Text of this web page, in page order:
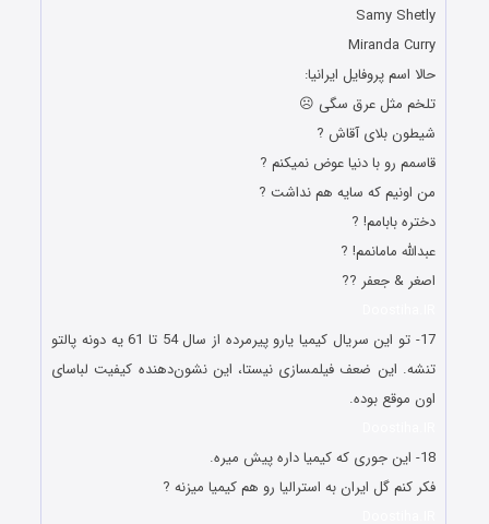
Samy Shetly
Miranda Curry
حالا اسم پروفایل ایرانیا:
تلخم مثل عرق سگی ☹️
شیطون بلای آقاش ?
قاسمم رو با دنیا عوض نمیکنم ?
من اونیم که سایه هم نداشت ?
دختره بابامم! ?
عبدالله مامانمم! ?
اصغر & جعفر ??
17- تو این سریال کیمیا یارو پیرمرده از سال 54 تا 61 یه دونه پالتو
تنشه. این ضعف فیلمسازی نیستا، این نشون‌دهنده کیفیت لباسای
اون موقع بوده.
18- این جوری که کیمیا داره پیش میره.
فکر کنم گل ایران به استرالیا رو هم کیمیا میزنه ?